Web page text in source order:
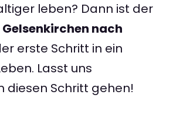
leben? Dann ist der
nach
erste Schritt in ein
Lasst uns
diesen Schritt gehen!